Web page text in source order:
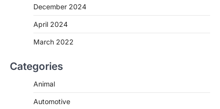
December 2024
April 2024
March 2022
Categories
Animal
Automotive